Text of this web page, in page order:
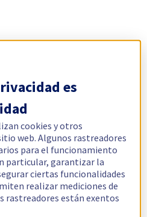
es
cookies y otros
web. Algunos rastreadores
para el funcionamiento
particular, garantizar la
ciertas funcionalidades
realizar mediciones de
rastreadores están exentos